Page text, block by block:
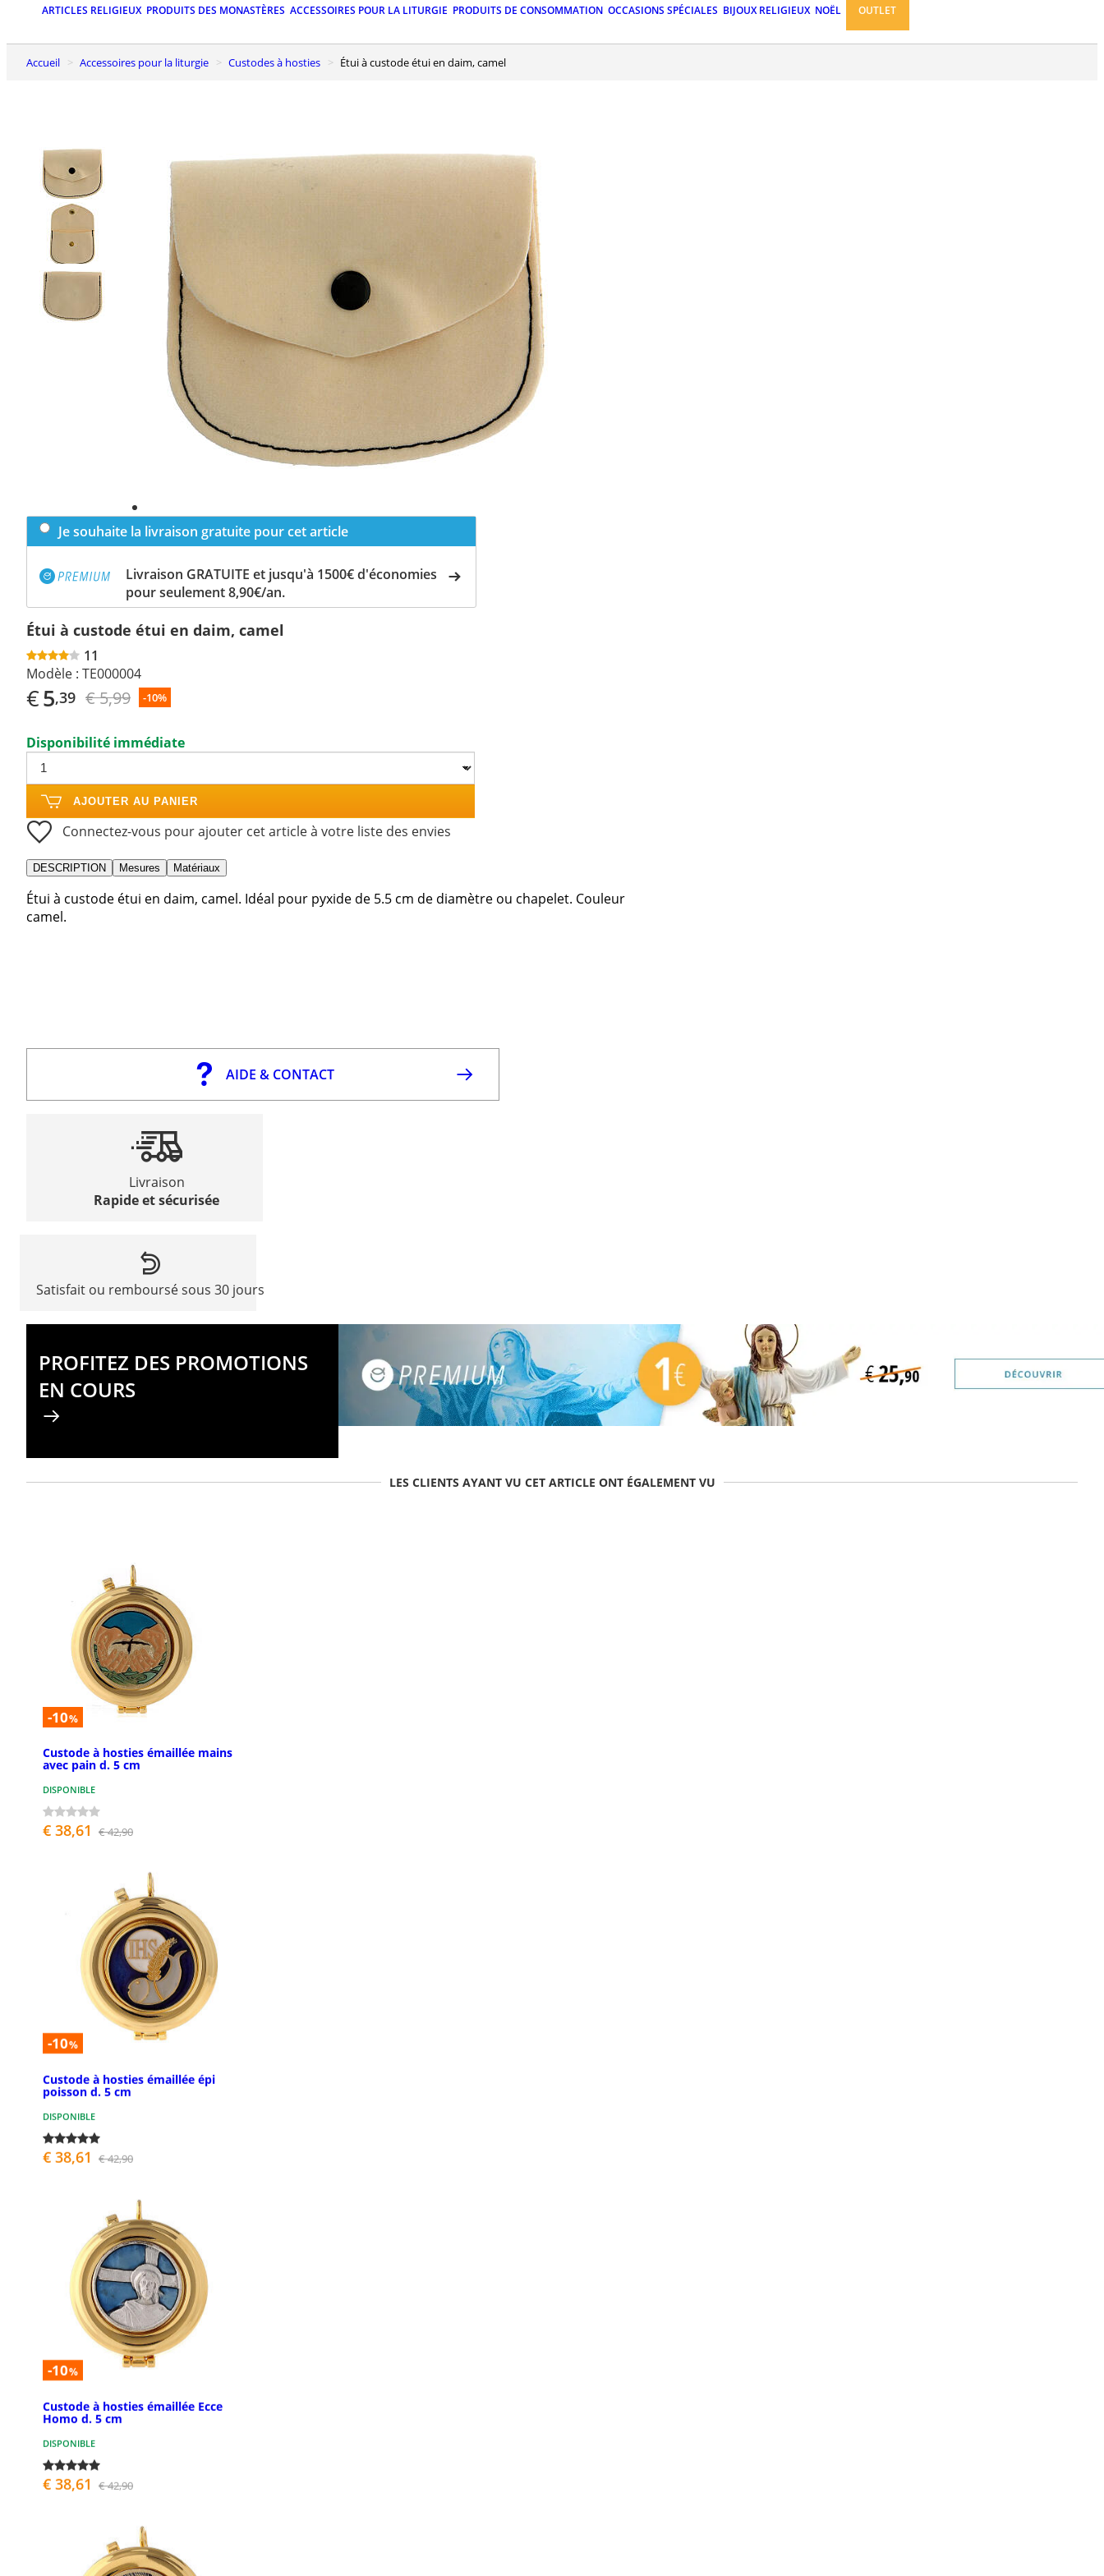
ARTICLES RELIGIEUX PRODUITS DES MONASTÈRES ACCESSOIRES POUR LA LITURGIE PRODUITS DE CONSOMMATION OCCASIONS SPÉCIALES BIJOUX RELIGIEUX NOËL OUTLET
Accueil Accessoires pour la liturgie Custodes à hosties Étui à custode étui en daim, camel
Je souhaite la livraison gratuite pour cet article
Livraison GRATUITE et jusqu'à 1500€ d'économies
pour seulement 8,90€/an.
Étui à custode étui en daim, camel
11
Modèle : TE000004
€5,39 € 5,99 -10%
Disponibilité immédiate
AJOUTER AU PANIER
Connectez-vous pour ajouter cet article à votre liste des envies
DESCRIPTION Mesures Matériaux
Étui à custode étui en daim, camel. Idéal pour pyxide de 5.5 cm de diamètre ou chapelet. Couleur
camel.
AIDE & CONTACT
Livraison
Rapide et sécurisée
Satisfait ou remboursé sous 30 jours
PROFITEZ DES PROMOTIONS
EN COURS
LES CLIENTS AYANT VU CET ARTICLE ONT ÉGALEMENT VU
-10%
Custode à hosties émaillée mains
avec pain d. 5 cm
DISPONIBLE
€ 38,61 € 42,90
-10%
Custode à hosties émaillée épi
poisson d. 5 cm
DISPONIBLE
€ 38,61 € 42,90
-10%
Custode à hosties émaillée Ecce
Homo d. 5 cm
DISPONIBLE
€ 38,61 € 42,90